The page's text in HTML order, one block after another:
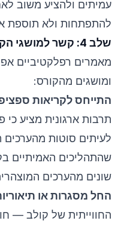
עמיתים ולהציע משוב
להתפתחות ולא תוספת
שלב 4: קשר למושגי הקורס
מאמרים רפלקטיביים
ומושגים מהקורס:
התייחס לקריאות
תרבות ארגונית מציע כי
לעיתים סוטות
שהתהליכים האמיתיים
שונים מהערכים
החל מסגרות או
החווייתית של קולב —